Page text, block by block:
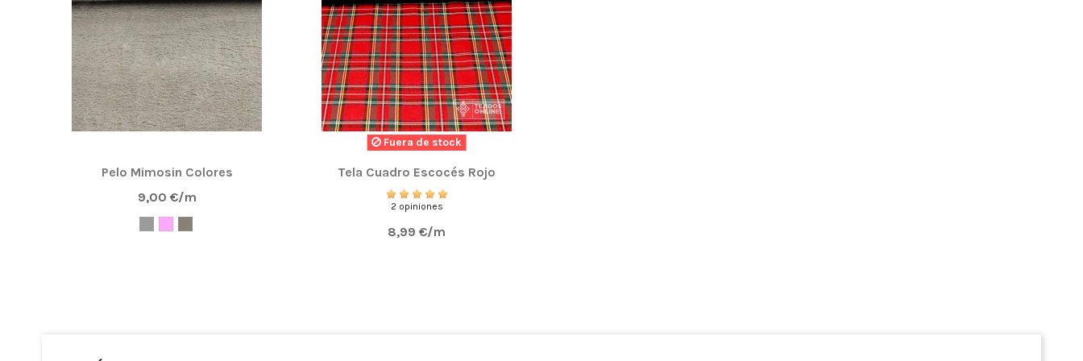
Pelo Mimosin Colores
9,00 €/m
Fuera de stock
Tela Cuadro Escocés Rojo
2 opiniones
8,99 €/m